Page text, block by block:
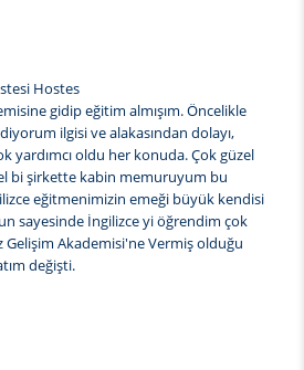
Hostes
gidip eğitim almışım. Öncelikle
ilgisi ve alakasından dolayı,
yardımcı oldu her konuda. Çok güzel
bi şirkette kabin memuruyum bu
eğitmenimizin emeği büyük kendisi
sayesinde İngilizce yi öğrendim çok
Gelişim Akademisi'ne Vermiş olduğu
değişti.